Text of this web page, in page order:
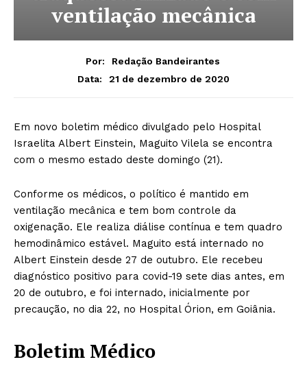
ventilação mecânica
Por:
Redação Bandeirantes
Data:
21 de dezembro de 2020
Em novo boletim médico divulgado pelo Hospital
Israelita Albert Einstein, Maguito Vilela se encontra
com o mesmo estado deste domingo (21).
Conforme os médicos, o político é mantido em
ventilação mecânica e tem bom controle da
oxigenação. Ele realiza diálise contínua e tem quadro
hemodinâmico estável. Maguito está internado no
Albert Einstein desde 27 de outubro. Ele recebeu
diagnóstico positivo para covid-19 sete dias antes, em
20 de outubro, e foi internado, inicialmente por
precaução, no dia 22, no Hospital Órion, em Goiânia.
Boletim Médico